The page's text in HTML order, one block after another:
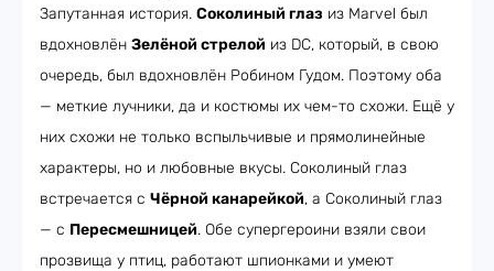
Запутанная история. Соколиный глаз из Marvel был
вдохновлён Зелёной стрелой из DC, который, в свою
очередь, был вдохновлён Робином Гудом. Поэтому оба
— меткие лучники, да и костюмы их чем-то схожи. Ещё у
них схожи не только вспыльчивые и прямолинейные
характеры, но и любовные вкусы. Соколиный глаз
встречается с Чёрной канарейкой, а Соколиный глаз
— с Пересмешницей. Обе супергероини взяли свои
прозвища у птиц, работают шпионками и умеют